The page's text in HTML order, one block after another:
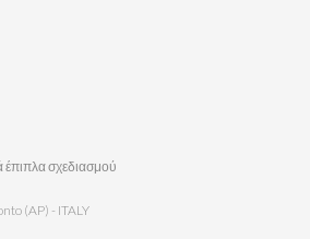
έπιπλα σχεδιασμού
(AP) - ITALY